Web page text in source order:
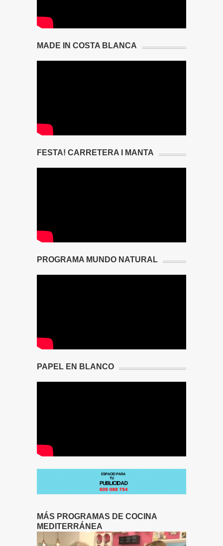
MADE IN COSTA BLANCA
FESTA! CARRETERA I MANTA
PROGRAMA MUNDO NATURAL
PAPEL EN BLANCO
MÁS PROGRAMAS DE COCINA
MEDITERRÁNEA